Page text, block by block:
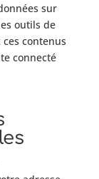
sur
outils de
contenus
connecté